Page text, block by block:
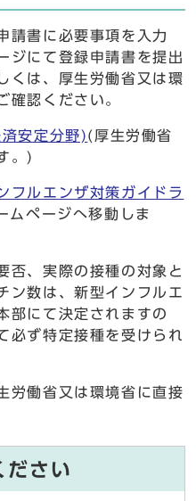
請書に必要事項を入力
ジにて登録申請書を提出
くは、厚生労働省又は環
確認ください。
安定分野)(厚生労働省
。)
フルエンザ対策ガイドラ
ムページへ移動しま
、実際の接種の対象と
ン数は、新型インフルエ
部にて決定されますの
必ず特定接種を受けられ
労働省又は環境省に直接
ださい